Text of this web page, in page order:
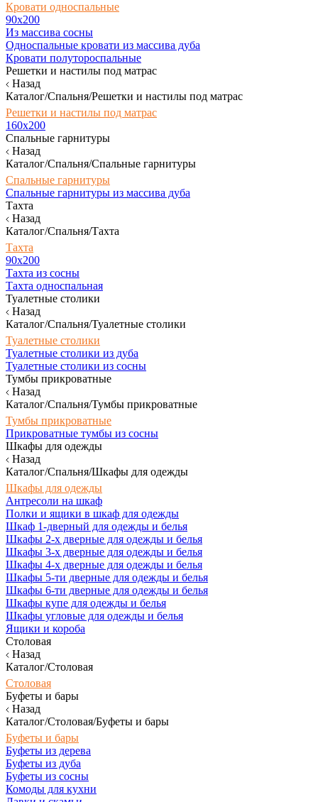
Кровати односпальные
90х200
Из массива сосны
Односпальные кровати из массива дуба
Кровати полутороспальные
Решетки и настилы под матрас
Назад
Каталог/Спальня/Решетки и настилы под матрас
Решетки и настилы под матрас
160х200
Спальные гарнитуры
Назад
Каталог/Спальня/Спальные гарнитуры
Спальные гарнитуры
Спальные гарнитуры из массива дуба
Тахта
Назад
Каталог/Спальня/Тахта
Тахта
90х200
Тахта из сосны
Тахта односпальная
Туалетные столики
Назад
Каталог/Спальня/Туалетные столики
Туалетные столики
Туалетные столики из дуба
Туалетные столики из сосны
Тумбы прикроватные
Назад
Каталог/Спальня/Тумбы прикроватные
Тумбы прикроватные
Прикроватные тумбы из сосны
Шкафы для одежды
Назад
Каталог/Спальня/Шкафы для одежды
Шкафы для одежды
Антресоли на шкаф
Полки и ящики в шкаф для одежды
Шкаф 1-дверный для одежды и белья
Шкафы 2-х дверные для одежды и белья
Шкафы 3-х дверные для одежды и белья
Шкафы 4-х дверные для одежды и белья
Шкафы 5-ти дверные для одежды и белья
Шкафы 6-ти дверные для одежды и белья
Шкафы купе для одежды и белья
Шкафы угловые для одежды и белья
Ящики и короба
Столовая
Назад
Каталог/Столовая
Столовая
Буфеты и бары
Назад
Каталог/Столовая/Буфеты и бары
Буфеты и бары
Буфеты из дерева
Буфеты из дуба
Буфеты из сосны
Комоды для кухни